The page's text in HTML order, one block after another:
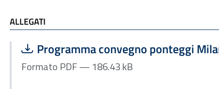
ALLEGATI
ALLEGATI
Scarica file:
Programma convegno ponteggi Formato PDF — Dimensione 186.43 kB
Formato PDF — 186.43 kB